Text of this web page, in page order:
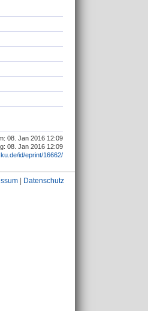
08. Jan 2016 12:09
08. Jan 2016 12:09
id/eprint/16662/
Datenschutz